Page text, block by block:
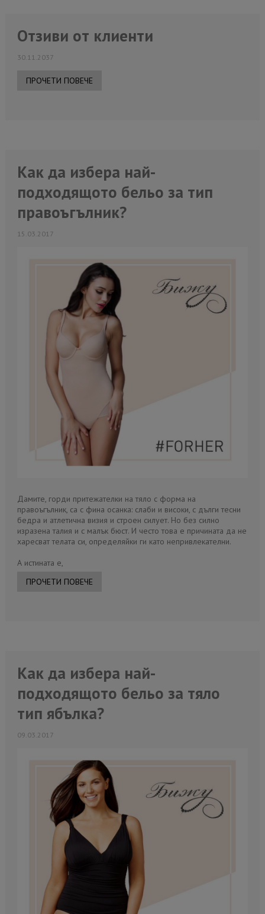
Отзиви от клиенти
30.11.2037
ПРОЧЕТИ ПОВЕЧЕ
Как да изберa най-
подходящото бельо за тип
правоъгълник?
15.03.2017
Дамите, горди притежателки на тяло с форма на
правоъгълник, са с фина осанка: слаби и високи, с дълги тесни
бедра и атлетична визия и строен силует. Но без силно
изразена талия и с малък бюст. И често това е причината да не
харесват телата си, определяйки ги като непривлекателни.
А истината е,
ПРОЧЕТИ ПОВЕЧЕ
Как да изберa най-
подходящото бельо за тяло
тип ябълка?
09.03.2017